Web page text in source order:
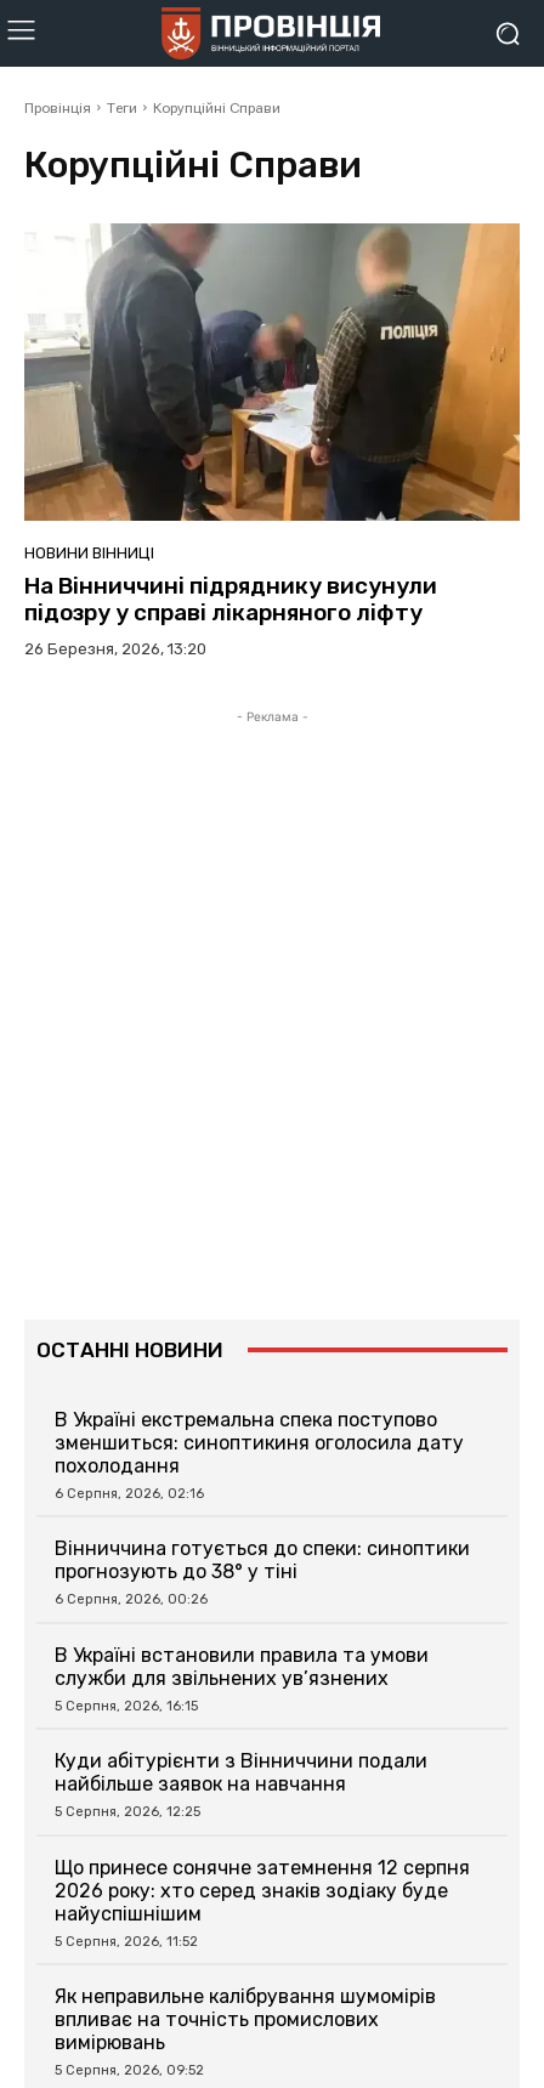
Провінція Теги Корупційні Справи
Корупційні Справи
НОВИНИ ВІННИЦІ
На Вінниччині підряднику висунули
підозру у справі лікарняного ліфту
26 Березня, 2026, 13:20
- Реклама -
ОСТАННІ НОВИНИ
В Україні екстремальна спека поступово
зменшиться: синоптикиня оголосила дату
похолодання
6 Серпня, 2026, 02:16
Вінниччина готується до спеки: синоптики
прогнозують до 38° у тіні
6 Серпня, 2026, 00:26
В Україні встановили правила та умови
служби для звільнених ув’язнених
5 Серпня, 2026, 16:15
Куди абітурієнти з Вінниччини подали
найбільше заявок на навчання
5 Серпня, 2026, 12:25
Що принесе сонячне затемнення 12 серпня
2026 року: хто серед знаків зодіаку буде
найуспішнішим
5 Серпня, 2026, 11:52
Як неправильне калібрування шумомірів
впливає на точність промислових
вимірювань
5 Серпня, 2026, 09:52